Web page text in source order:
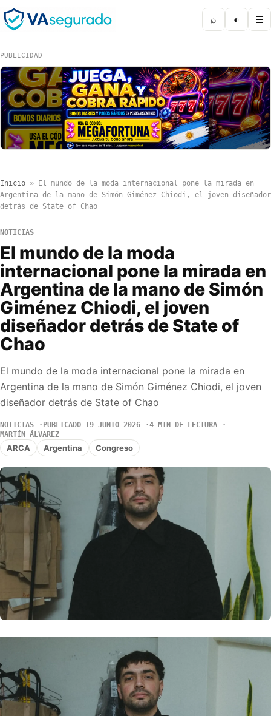
⌕ ◐ ☰
PUBLICIDAD
Inicio »
El mundo de la moda internacional pone la mirada en
Argentina de la mano de Simón Giménez Chiodi, el joven diseñador
detrás de State of Chao
NOTICIAS
El mundo de la moda
internacional pone la mirada en
Argentina de la mano de Simón
Giménez Chiodi, el joven
diseñador detrás de State of
Chao
El mundo de la moda internacional pone la mirada en
Argentina de la mano de Simón Giménez Chiodi, el joven
diseñador detrás de State of Chao
NOTICIAS PUBLICADO 19 JUNIO 2026
4 MIN DE LECTURA
MARTÍN ÁLVAREZ
ARCA Argentina Congreso